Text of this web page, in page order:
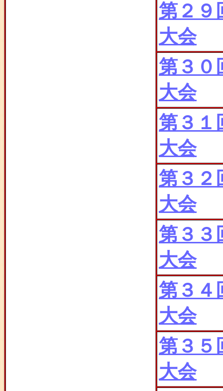
第２９
大会
第３０
大会
第３１
大会
第３２
大会
第３３
大会
第３４
大会
第３５
大会